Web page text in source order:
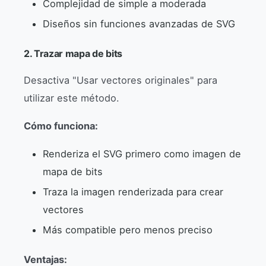
Complejidad de simple a moderada
Diseños sin funciones avanzadas de SVG
2. Trazar mapa de bits
Desactiva "Usar vectores originales" para
utilizar este método.
Cómo funciona:
Renderiza el SVG primero como imagen de
mapa de bits
Traza la imagen renderizada para crear
vectores
Más compatible pero menos preciso
Ventajas: